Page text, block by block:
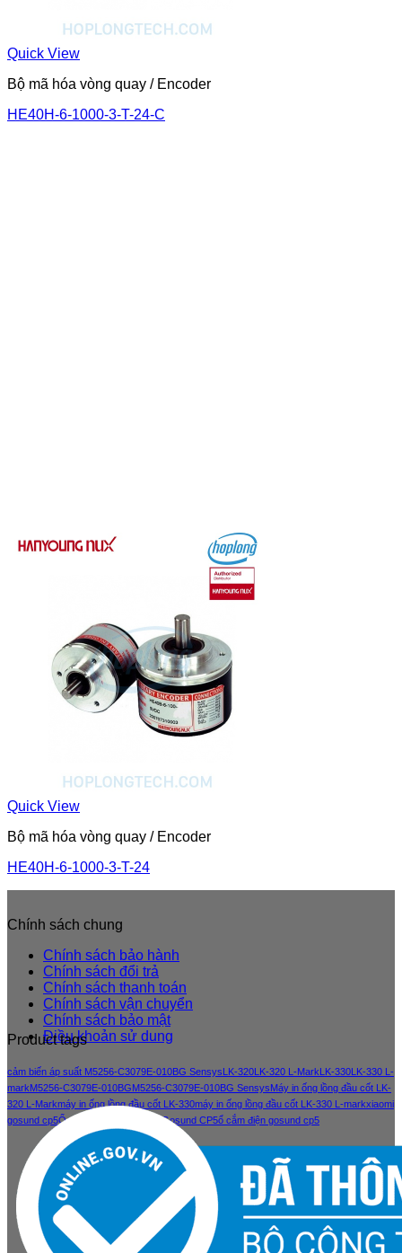
Quick View
Bộ mã hóa vòng quay / Encoder
HE40H-6-1000-3-T-24-C
Quick View
Bộ mã hóa vòng quay / Encoder
HE40H-6-1000-3-T-24
Chính sách chung
Chính sách bảo hành
Chính sách đổi trả
Chính sách thanh toán
Chính sách vận chuyển
Chính sách bảo mật
Điều khoản sử dung
Product tags
cảm biến áp suất M5256-C3079E-010BG Sensys LK-320 LK-320 L-Mark LK-330 LK-330 L-
markM5256-C3079E-010BGM5256-C3079E-010BG SensysMáy in ống lồng đầu cốt LK-
320 L-Markmáy in ống lồng đầu cốt LK-330máy in ống lồng đầu cốt LK-330 L-markxiaomi
gosund cp5Ổ cắm điện thông minh Gosund CP5ổ cắm điện gosund cp5